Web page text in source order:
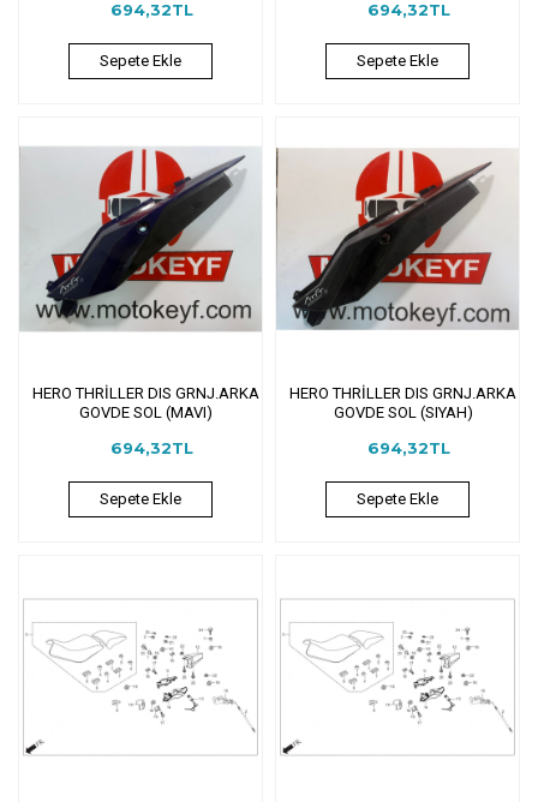
694,32TL
Sepete Ekle
694,32TL
Sepete Ekle
HERO THRİLLER DIS GRNJ.ARKA
GOVDE SOL (MAVI)
694,32TL
Sepete Ekle
HERO THRİLLER DIS GRNJ.ARKA
GOVDE SOL (SIYAH)
694,32TL
Sepete Ekle